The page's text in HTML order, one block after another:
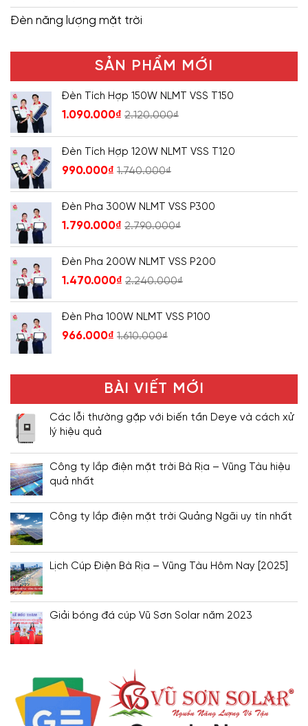
Đèn năng lượng mặt trời
SẢN PHẨM MỚI
Đèn Tích Hợp 150W NLMT VSS T150
1.090.000₫ 2.120.000₫
Đèn Tích Hợp 120W NLMT VSS T120
990.000₫ 1.740.000₫
Đèn Pha 300W NLMT VSS P300
1.790.000₫ 2.790.000₫
Đèn Pha 200W NLMT VSS P200
1.470.000₫ 2.240.000₫
Đèn Pha 100W NLMT VSS P100
966.000₫ 1.610.000₫
BÀI VIẾT MỚI
Các lỗi thường gặp với biến tần Deye và cách xử
lý hiệu quả
Công ty lắp điện mặt trời Bà Rịa – Vũng Tàu hiệu
quả nhất
Công ty lắp điện mặt trời Quảng Ngãi uy tín nhất
Lịch Cúp Điện Bà Rịa – Vũng Tàu Hôm Nay [2025]
Giải bóng đá cúp Vũ Sơn Solar năm 2023